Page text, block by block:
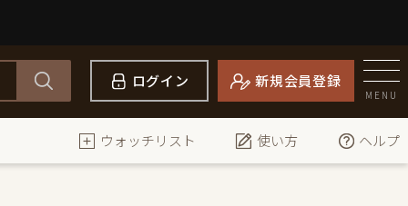
ログイン 新規会員登録
MENU
ウォッチリスト 使い方 ヘルプ